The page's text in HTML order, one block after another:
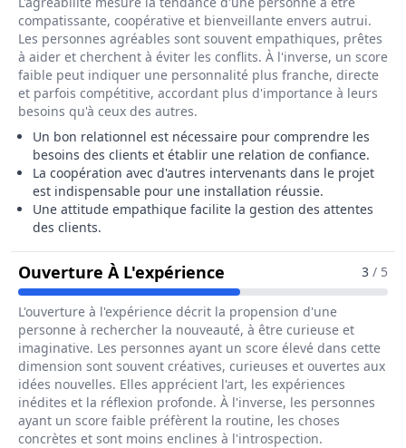
compatissante, coopérative et bienveillante envers autrui.
Les personnes agréables sont souvent empathiques, prêtes
à aider et cherchent à éviter les conflits. À l'inverse, un score
faible peut indiquer une personnalité plus franche, directe
et parfois compétitive, accordant plus d'importance à leurs
besoins qu'à ceux des autres.
Un bon relationnel est nécessaire pour comprendre les
besoins des clients et établir une relation de confiance.
La coopération avec d'autres intervenants dans le projet
est indispensable pour une installation réussie.
Une attitude empathique facilite la gestion des attentes
des clients.
Ouverture À L'expérience Pour Le Métier De
3 / 5
L'ouverture à l'expérience décrit la propension d'une
personne à rechercher la nouveauté, à être curieuse et
imaginative. Les personnes ayant un score élevé dans cette
dimension sont souvent créatives, curieuses et ouvertes aux
idées nouvelles. Elles apprécient l'art, les expériences
inédites et la réflexion profonde. À l'inverse, les personnes
ayant un score faible préfèrent la routine, les choses
concrètes et sont moins enclines à l'introspection.